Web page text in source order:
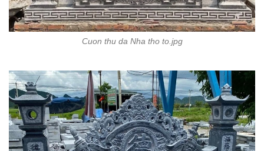
Cuon thu da Nha tho to.jpg